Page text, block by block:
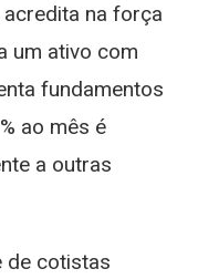
acredita na força
um ativo com
fundamentos
ao mês é
a outras
de cotistas